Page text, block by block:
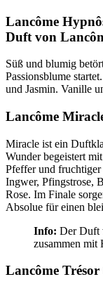
Lancôme
Duft von
Süß und blumig
Passionsblume
und Jasmin. Vanille
Lancôme
Miracle ist ein
Wunder begeistert
Pfeffer und
Ingwer, Pfingstrose,
Rose. Im Finale
Absolue für einen
Info: Der Duft
zusammen mit
Lancôme